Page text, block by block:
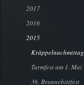
2017
2016
2015
Kräppelnachmittag
Turmfest am 1. Mai
36. Brunnebittfest